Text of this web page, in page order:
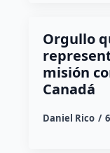
Orgullo
misión
Canadá
Daniel Rico